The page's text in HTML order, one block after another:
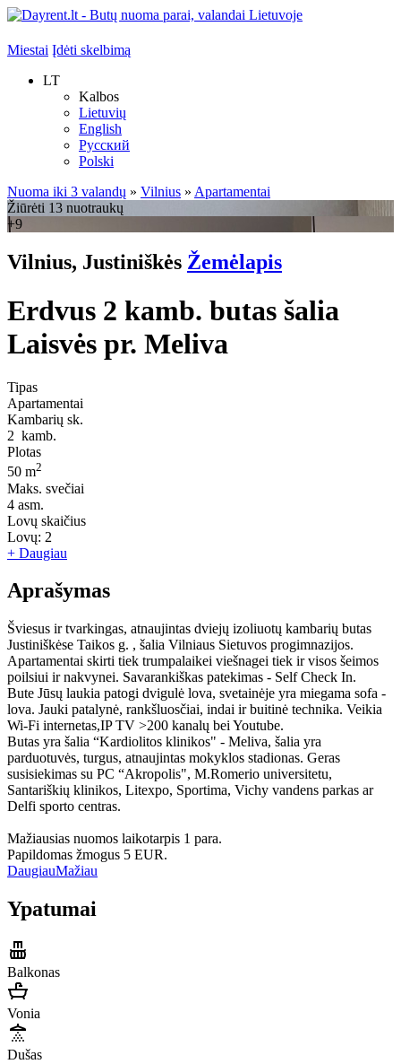
Miestai Įdėti skelbimą
LT
Kalbos
Lietuvių
English
Русский
Polski
Nuoma iki 3 valandų » Vilnius » Apartamentai
Žiūrėti 13 nuotraukų
+9
Vilnius, Justiniškės Žemėlapis
Erdvus 2 kamb. butas šalia
Laisvės pr. Meliva
Tipas
Apartamentai
Kambarių sk.
2 kamb.
Plotas
50 m2
Maks. svečiai
4 asm.
Lovų skaičius
Lovų: 2
+ Daugiau
Aprašymas
Šviesus ir tvarkingas, atnaujintas dviejų izoliuotų kambarių butas
Justiniškėse Taikos g. , šalia Vilniaus Sietuvos progimnazijos.
Apartamentai skirti tiek trumpalaikei viešnagei tiek ir visos šeimos
poilsiui ir nakvynei. Savarankiškas patekimas - Self Check In.
Bute Jūsų laukia patogi dvigulė lova, svetainėje yra miegama sofa -
lova. Jauki patalynė, rankšluosčiai, indai ir buitinė technika. Veikia
Wi-Fi internetas,IP TV >200 kanalų bei Youtube.
Butas yra šalia “Kardiolitos klinikos" - Meliva, šalia yra
parduotuvės, turgus, atnaujintas mokyklos stadionas. Geras
susisiekimas su PC “Akropolis", M.Romerio universitetu,
Santariškių klinikos, Litexpo, Sportima, Vichy vandens parkas ar
Delfi sporto centras.
Mažiausias nuomos laikotarpis 1 para.
Papildomas žmogus 5 EUR.
DaugiauMažiau
Ypatumai
Balkonas
Vonia
Dušas